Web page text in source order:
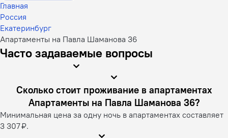
Главная
Россия
Екатеринбург
Апартаменты на Павла Шаманова 36
Часто задаваемые вопросы
Сколько стоит проживание в апартаментах
Апартаменты на Павла Шаманова 36?
Минимальная цена за одну ночь в апартаментах составляет
3 307 ₽.